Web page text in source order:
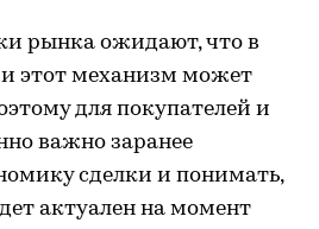
рынка ожидают, что в
этот механизм может
для покупателей и
важно заранее
сделки и понимать,
актуален на момент